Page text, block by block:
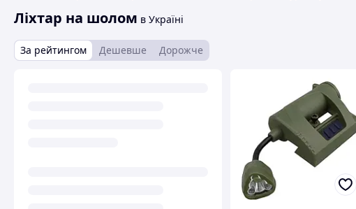
Ліхтар на шолом в Україні
За рейтингом Дешевше Дорожче